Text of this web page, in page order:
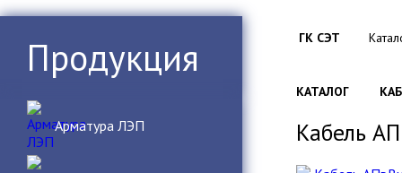
Продукция
Арматура ЛЭП
ГК СЭТ
КАТАЛОГ
Кабель